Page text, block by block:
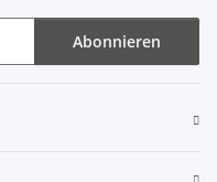
Abonnieren